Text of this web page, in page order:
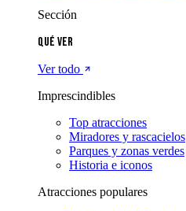
Sección
Qué ver
Ver todo
Imprescindibles
Top atracciones
Miradores y rascacielos
Parques y zonas verdes
Historia e iconos
Atracciones populares